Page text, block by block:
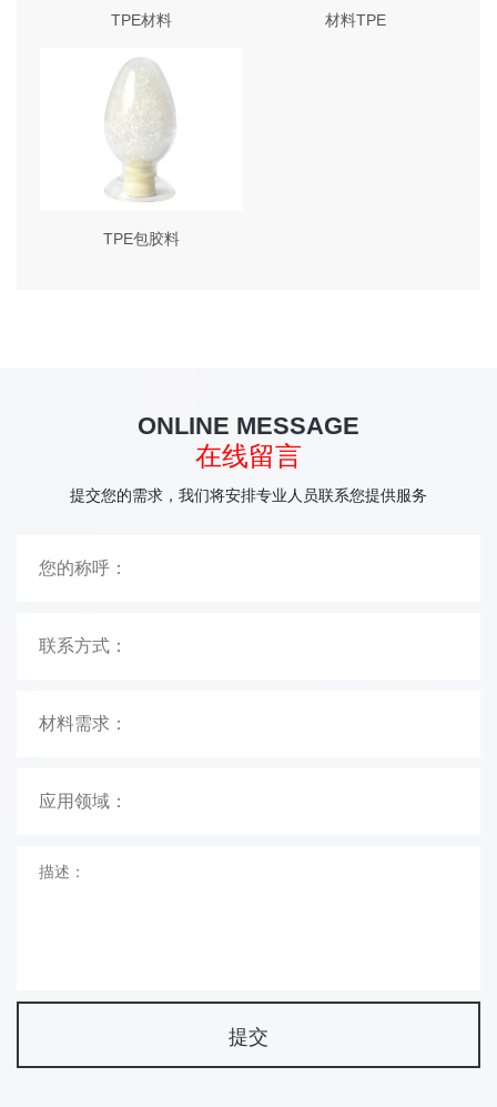
TPE材料 材料TPE
TPE包胶料
ONLINE MESSAGE
在线留言
提交您的需求，我们将安排专业人员联系您提供服务